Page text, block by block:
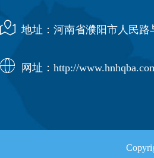
 地址：河南省濮阳市人民
 网址：http://